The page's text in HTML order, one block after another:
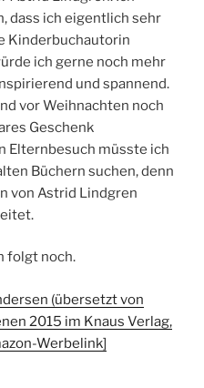
dass ich eigentlich sehr
Kinderbuchautorin
ich gerne noch mehr
und spannend.
vor Weihnachten noch
Geschenk
Elternbesuch müsste ich
Büchern suchen, denn
von Astrid Lindgren
folgt noch.
(übersetzt von
2015 im Knaus Verlag,
Werbelink]